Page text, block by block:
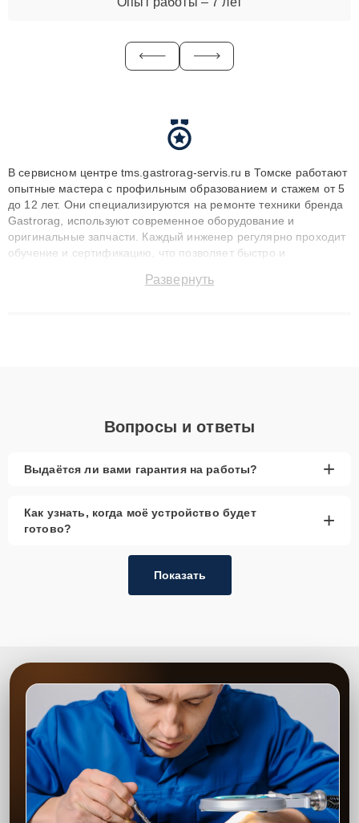
В сервисном центре tms.gastrorag-servis.ru в Томске работают
опытные мастера с профильным образованием и стажем от 5
до 12 лет. Они специализируются на ремонте техники бренда
Gastrorag, используют современное оборудование и
оригинальные запчасти. Каждый инженер регулярно проходит
обучение и сертификацию, что позволяет быстро и
сохранением гарантии до 3 лет. Наши мастера решают
Развернуть
Вопросы и ответы
Выдаётся ли вами гарантия на работы? +
Как узнать, когда моё устройство будет
готово?
+
Показать